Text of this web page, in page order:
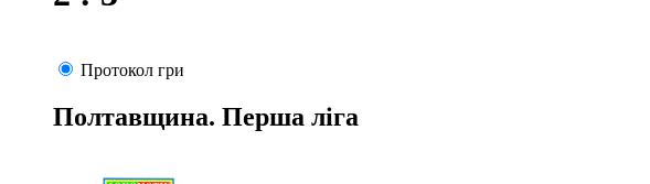
Протокол гри
Полтавщина. Перша ліга